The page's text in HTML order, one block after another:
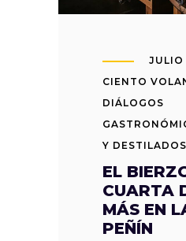
JULIO
CIENTO
DIÁLOGOS
Y DESTILADOS
EL
CUARTA
MÁS EN
PEÑÍN